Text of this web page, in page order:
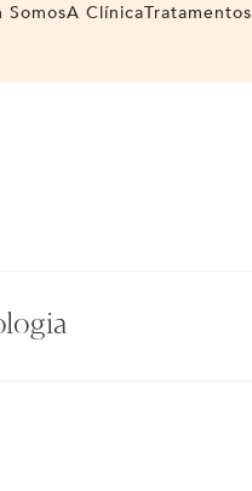
SomosA ClínicaTratamentos